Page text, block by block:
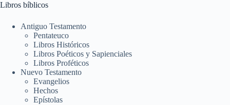
Libros bíblicos
Antiguo Testamento
Pentateuco
Libros Históricos
Libros Poéticos y Sapienciales
Libros Proféticos
Nuevo Testamento
Evangelios
Hechos
Epístolas